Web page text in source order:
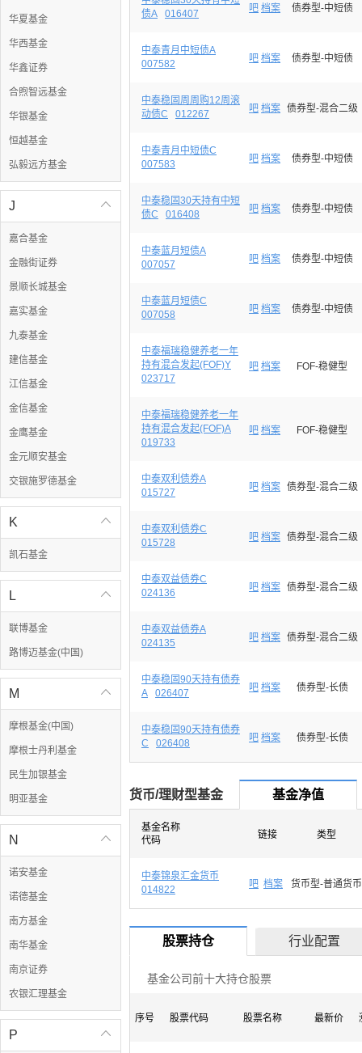
华夏基金
华西基金
华鑫证券
合煦智远基金
华银基金
恒越基金
弘毅远方基金

J
嘉合基金
金融街证券
景顺长城基金
嘉实基金
九泰基金
建信基金
江信基金
金信基金
金鹰基金
金元顺安基金
交银施罗德基金

K
凯石基金

L
联博基金
路博迈基金(中国)

M
摩根基金(中国)
摩根士丹利基金
民生加银基金
明亚基金

N
诺安基金
诺德基金
南方基金
南华基金
南京证券
农银汇理基金

P
债A
016407 吧 档案 债券型-中短债
中泰青月中短债A
007582
吧 档案 债券型-中短债
中泰稳固周周购12周滚
动债C
012267 吧 档案 债券型-混合二级
中泰青月中短债C
007583
吧 档案 债券型-中短债
中泰稳固30天持有中短
债C
016408 吧 档案 债券型-中短债
中泰蓝月短债A
007057
吧 档案 债券型-中短债
中泰蓝月短债C
007058
吧 档案 债券型-中短债
中泰福瑞稳健养老一年
持有混合发起(FOF)Y
023717
吧 档案 FOF-稳健型
中泰福瑞稳健养老一年
持有混合发起(FOF)A
019733
吧 档案 FOF-稳健型
中泰双利债券A
015727
吧 档案 债券型-混合二级
中泰双利债券C
015728
吧 档案 债券型-混合二级
中泰双益债券C
024136
吧 档案 债券型-混合二级
中泰双益债券A
024135
吧 档案 债券型-混合二级
中泰稳固90天持有债券
A
026407 吧 档案 债券型-长债
中泰稳固90天持有债券
C
026408 吧 档案 债券型-长债
货币/理财型基金 基金净值
基金名称
代码
链接 类型
中泰锦泉汇金货币
014822
吧 档案 货币型-普通货币
股票持仓 行业配置
基金公司前十大持仓股票
序号 股票代码 股票名称 最新价